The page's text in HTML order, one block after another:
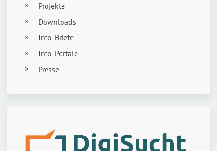
Projekte
Downloads
Info-Briefe
Info-Portale
Presse